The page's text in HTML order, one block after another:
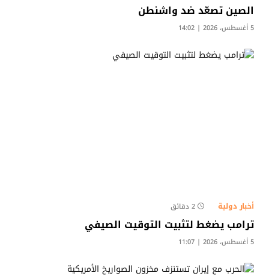
الصين تصعّد ضد واشنطن
5 أغسطس، 2026 | 14:02
أخبار دولية 2 دقائق
ترامب يضغط لتثبيت التوقيت الصيفي
5 أغسطس، 2026 | 11:07